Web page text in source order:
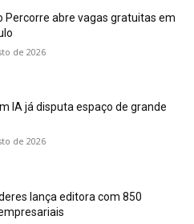
Percorre abre vagas gratuitas em
de 2026
IA já disputa espaço de grande
de 2026
lança editora com 850